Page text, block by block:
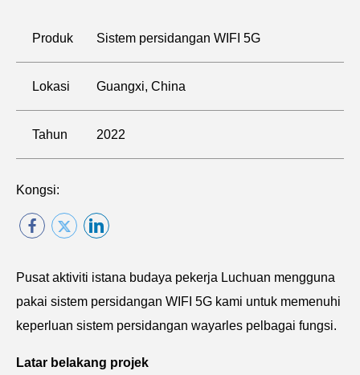
Produk Sistem persidangan WIFI 5G
Lokasi Guangxi, China
Tahun 2022
Kongsi:
Pusat aktiviti istana budaya pekerja Luchuan mengguna
pakai sistem persidangan WIFI 5G kami untuk memenuhi
keperluan sistem persidangan wayarles pelbagai fungsi.
Latar belakang projek